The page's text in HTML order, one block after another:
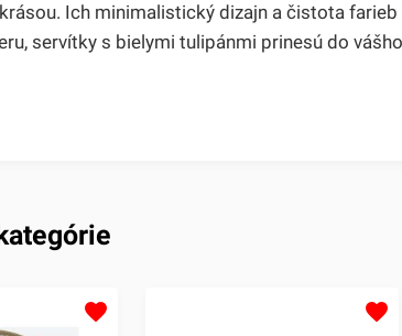
Ich minimalistický dizajn a čistota
servítky s bielymi tulipánmi prinesú do